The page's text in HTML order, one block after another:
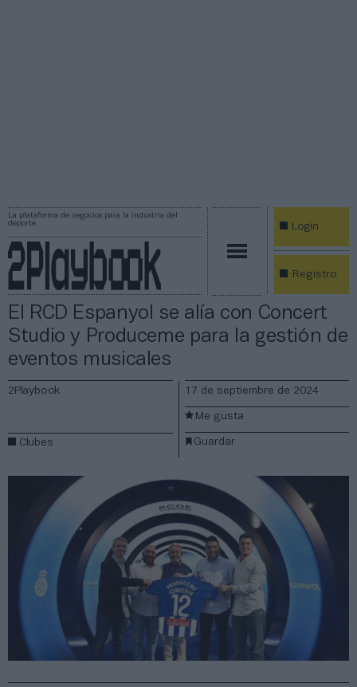
La plataforma de negocios para la industria del
deporte
Login
Registro
El RCD Espanyol se alía con Concert
Studio y Produceme para la gestión de
eventos musicales
2Playbook
Clubes
17 de septiembre de 2024
Guardar
Me gusta